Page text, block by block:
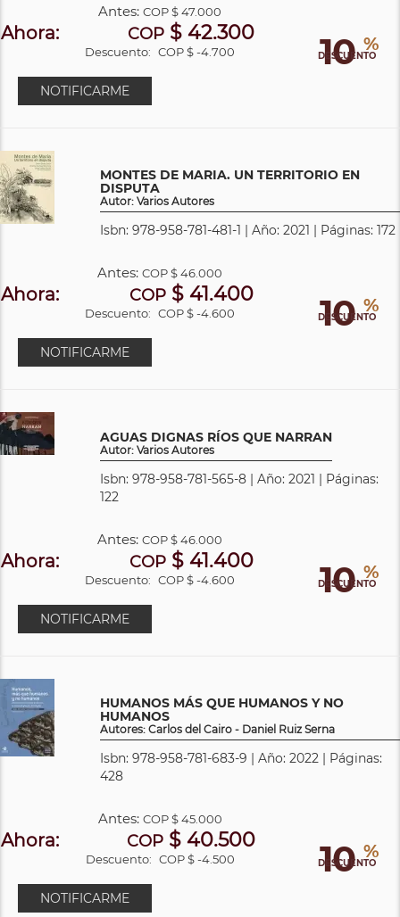
10 %
DESCUENTO
Antes:COP$ 47.000
Ahora: COP $ 42.300
Descuento: COP $ -4.700
NOTIFICARME
MONTES DE MARIA. UN TERRITORIO EN
DISPUTA
Autor: Varios Autores
Isbn: 978-958-781-481-1 | Año: 2021 | Páginas: 172
10 %
DESCUENTO
Antes:COP$ 46.000
Ahora: COP$ 41.400
Descuento: COP $ -4.600
NOTIFICARME
AGUAS DIGNAS RÍOS QUE NARRAN
Autor: Varios Autores
Isbn: 978-958-781-565-8 | Año: 2021 | Páginas:
122
10 %
DESCUENTO
Antes:COP$ 46.000
Ahora: COP$ 41.400
Descuento: COP $ -4.600
NOTIFICARME
HUMANOS MÁS QUE HUMANOS Y NO
HUMANOS
Autores: Carlos del Cairo - Daniel Ruiz Serna
Isbn: 978-958-781-683-9 | Año: 2022 | Páginas:
428
10 %
DESCUENTO
Antes: COP$ 45.000
Ahora: COP $ 40.500
Descuento: COP $ -4.500
NOTIFICARME